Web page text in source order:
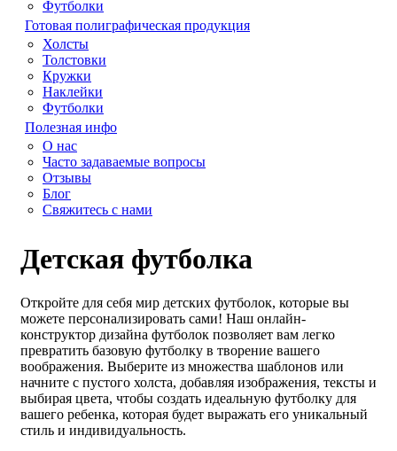
Футболки
Готовая полиграфическая продукция
Холсты
Толстовки
Кружки
Наклейки
Футболки
Полезная инфо
О нас
Часто задаваемые вопросы
Отзывы
Блог
Свяжитесь с нами
Детская футболка
Откройте для себя мир детских футболок, которые вы
можете персонализировать сами! Наш онлайн-
конструктор дизайна футболок позволяет вам легко
превратить базовую футболку в творение вашего
воображения. Выберите из множества шаблонов или
начните с пустого холста, добавляя изображения, тексты и
выбирая цвета, чтобы создать идеальную футболку для
вашего ребенка, которая будет выражать его уникальный
стиль и индивидуальность.